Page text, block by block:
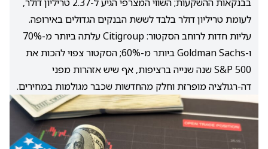
לעומת טריליון דולר בלבד לששת הבנקים הגדולים באירופה.
עליות חדות לרוחב הסקטור: Citigroup עלתה ביותר מ-70%
ו-Goldman Sachs ביותר מ-60%; הסקטור צפוי להכות את
S&P 500 שנה שנייה ברציפות, אף שיש אזהרות מפני
דה-רגולציה מופרזת וחלק מהחדשות שכבר מגולמות במחירים.